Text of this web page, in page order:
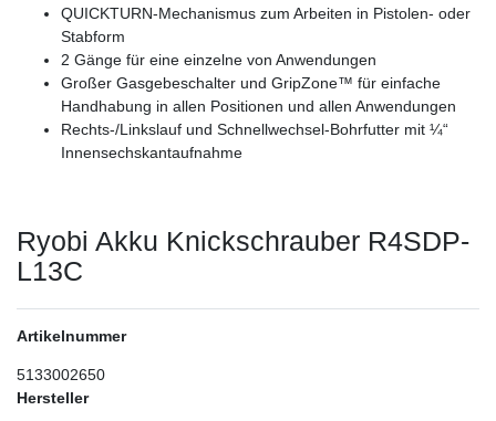
QUICKTURN-Mechanismus zum Arbeiten in Pistolen- oder
Stabform
2 Gänge für eine einzelne von Anwendungen
Großer Gasgebeschalter und GripZone™ für einfache
Handhabung in allen Positionen und allen Anwendungen
Rechts-/Linkslauf und Schnellwechsel-Bohrfutter mit ¼“
Innensechskantaufnahme
Ryobi Akku Knickschrauber R4SDP-
L13C
Artikelnummer
5133002650
Hersteller